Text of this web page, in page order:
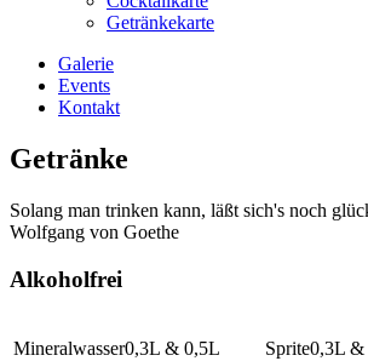
Getränkekarte
Galerie
Events
Kontakt
Getränke
Solang man trinken kann, läßt sich's noch
Wolfgang von Goethe
Alkoholfrei
Mineralwasser0,3L & 0,5L
Sprite0,3L &